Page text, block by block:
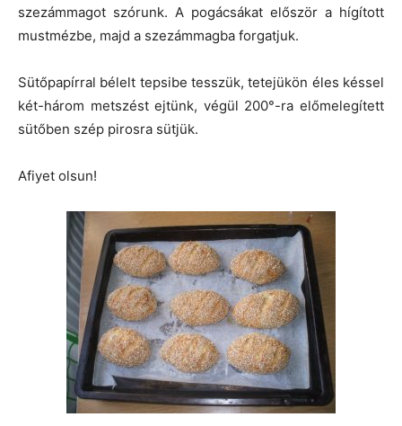
szezámmagot szórunk. A pogácsákat először a hígított
mustmézbe, majd a szezámmagba forgatjuk.
Sütőpapírral bélelt tepsibe tesszük, tetejükön éles késsel
két-három metszést ejtünk, végül 200°-ra előmelegített
sütőben szép pirosra sütjük.
Afiyet olsun!